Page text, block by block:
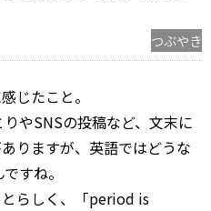
つぶやき
じたこと。
やSNSの投稿など、文末に
りますが、英語ではどうな
すね。
らしく、「period is